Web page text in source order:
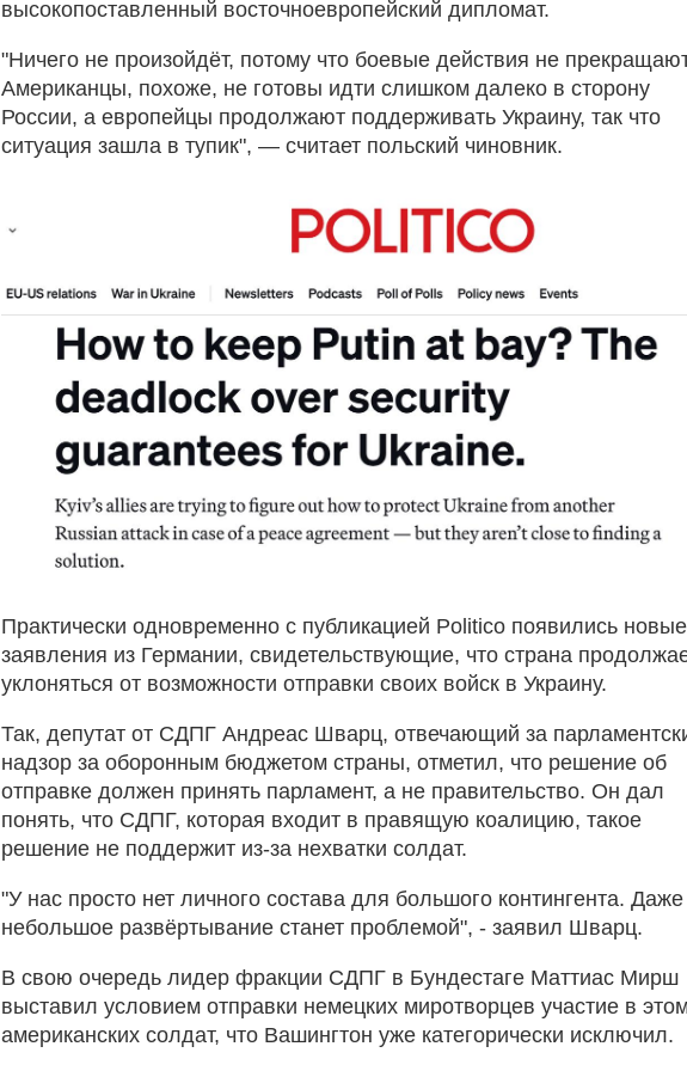
высокопоставленный восточноевропейский дипломат.
"Ничего не произойдёт, потому что боевые действия не
Американцы, похоже, не готовы идти слишком далеко в сторону
России, а европейцы продолжают поддерживать Украину, так что
ситуация зашла в тупик", — считает польский чиновник.
Практически одновременно с публикацией Politico появились новые
заявления из Германии, свидетельствующие, что страна
уклоняться от возможности отправки своих войск в Украину.
Так, депутат от СДПГ Андреас Шварц, отвечающий за
надзор за оборонным бюджетом страны, отметил, что решение об
отправке должен принять парламент, а не правительство. Он дал
понять, что СДПГ, которая входит в правящую коалицию, такое
решение не поддержит из-за нехватки солдат.
"У нас просто нет личного состава для большого контингента. Даже
небольшое развёртывание станет проблемой", - заявил Шварц.
В свою очередь лидер фракции СДПГ в Бундестаге Маттиас Мирш
выставил условием отправки немецких миротворцев участие в
американских солдат, что Вашингтон уже категорически исключил.